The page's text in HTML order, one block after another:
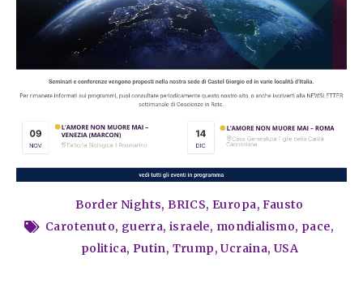
Border Nights,BRICS,Europa,Fausto
Carotenuto, guerra,israele, mondialismo, pace,
politica, Putin, Trump,Ucraina,USA